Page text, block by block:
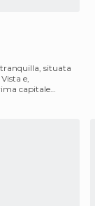
situata
e,
capitale